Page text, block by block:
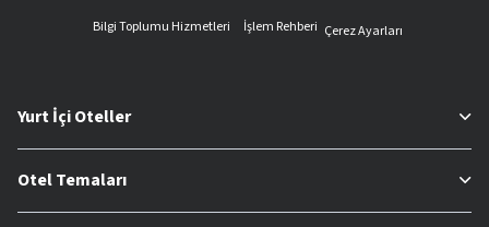
Bilgi Toplumu Hizmetleri
İşlem Rehberi Çerez Ayarları
Yurt İçi Oteller
Otel Temaları